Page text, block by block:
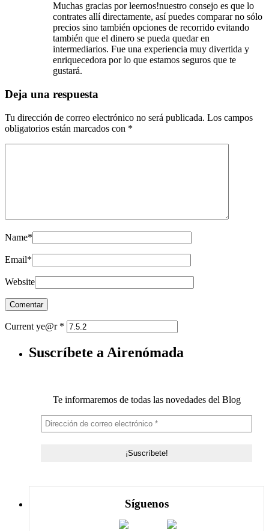
Muchas gracias por leernos!nuestro consejo es que lo
contrates allí directamente, así puedes comparar no sólo
precios sino también opciones de recorrido evitando
también que el dinero se pueda quedar en
intermediarios. Fue una experiencia muy divertida y
enriquecedora por lo que estamos seguros que te
gustará.
Deja una respuesta
Tu dirección de correo electrónico no será publicada. Los campos
obligatorios están marcados con *
Name*
Email*
Website
Current ye@r *
Suscríbete a Airenómada
Te informaremos de todas las novedades del Blog
Síguenos